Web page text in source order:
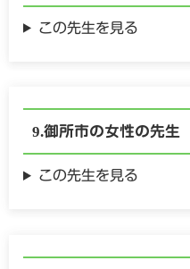
この先生を見る
御所市の女性の先生
この先生を見る